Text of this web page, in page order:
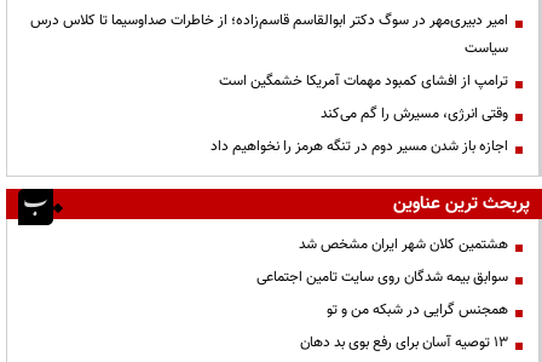
امیر دبیری‌مهر در سوگ دکتر ابوالقاسم قاسم‌زاده؛ از خاطرات صداوسیما تا کلاس درس
سیاست
ترامپ از افشای کمبود مهمات آمریکا خشمگین است
وقتی انرژی، مسیرش را گم می‌کند
اجازه باز شدن مسیر دوم در تنگه هرمز را نخواهیم داد
پربحث ترین عناوین
هشتمین کلان شهر ایران مشخص شد
سوابق بیمه شدگان روی سایت تامین اجتماعی
همجنس گرایی در شبکه من و تو
13 توصیه آسان برای رفع بوی بد دهان